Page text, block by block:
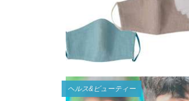
ヘルス&ビューティー